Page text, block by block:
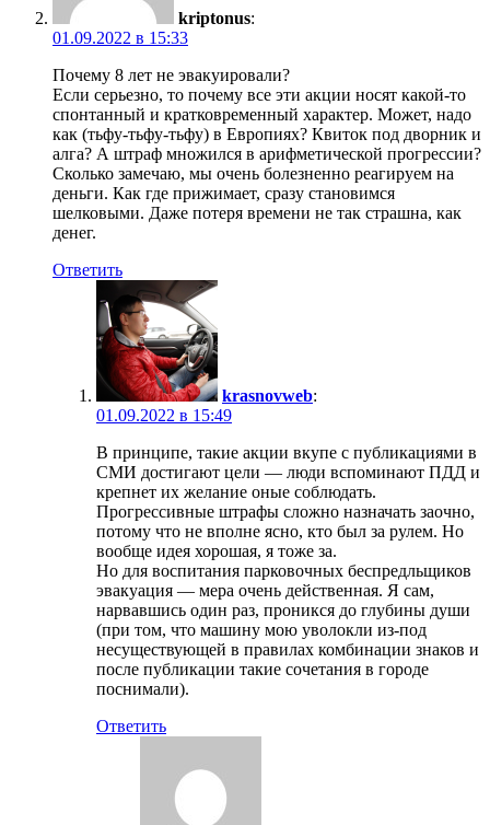
kriptonus:
01.09.2022 в 15:33
Почему 8 лет не эвакуировали?
Если серьезно, то почему все эти акции носят какой-то
спонтанный и кратковременный характер. Может, надо
как (тьфу-тьфу-тьфу) в Европиях? Квиток под дворник и
алга? А штраф множился в арифметической прогрессии?
Сколько замечаю, мы очень болезненно реагируем на
деньги. Как где прижимает, сразу становимся
шелковыми. Даже потеря времени не так страшна, как
денег.
Ответить
krasnovweb:
01.09.2022 в 15:49
В принципе, такие акции вкупе с публикациями в
СМИ достигают цели — люди вспоминают ПДД и
крепнет их желание оные соблюдать.
Прогрессивные штрафы сложно назначать заочно,
потому что не вполне ясно, кто был за рулем. Но
вообще идея хорошая, я тоже за.
Но для воспитания парковочных беспредльщиков
эвакуация — мера очень действенная. Я сам,
нарвавшись один раз, проникся до глубины души
(при том, что машину мою уволокли из-под
несуществующей в правилах комбинации знаков и
после публикации такие сочетания в городе
поснимали).
Ответить